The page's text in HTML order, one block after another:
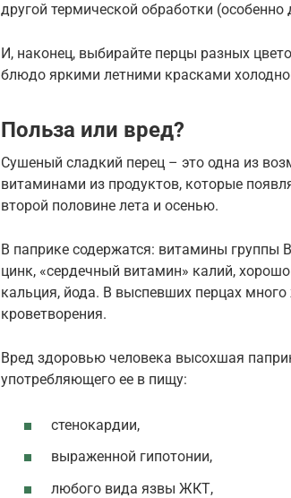
другой термической обработки
И, наконец, выбирайте перцы разных
блюдо яркими летними красками
Польза или вред?
Сушеный сладкий перец – это одна из
витаминами из продуктов, которые
второй половине лета и осенью.
В паприке содержатся: витамины группы
цинк, «сердечный витамин» калий,
кальция, йода. В выспевших перцах
кроветворения.
Вред здоровью человека высохшая
употребляющего ее в пищу:
стенокардии,
выраженной гипотонии,
любого вида язвы ЖКТ,